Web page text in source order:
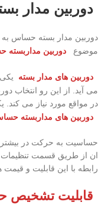
دوربین مدار
دوربین مدار بسته حساس
موضوع
دوربین مداربسته
دوربین های مدار بسته
می آید. از این رو انتخاب
در مواقع مورد نیاز می کند.
دوربین های مداربسته
حساسیت به حرکت در بیشتر
ان از طریق قسمت تنظیمات
رابطه با این قابلیت و قیمت
قابلیت تشخیص